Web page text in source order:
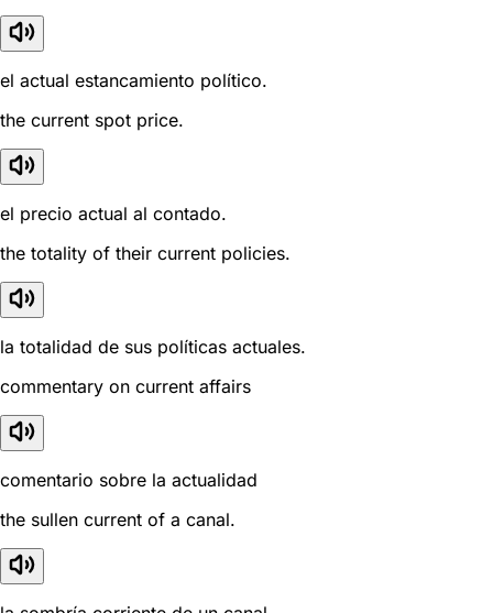
el actual estancamiento político.
the current spot price.
el precio actual al contado.
the totality of their current policies.
la totalidad de sus políticas actuales.
commentary on current affairs
comentario sobre la actualidad
the sullen current of a canal.